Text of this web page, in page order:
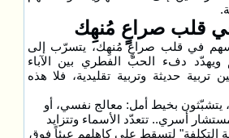
في قلب صراعٍ مُنهِك
في قلب صراعٍ مُنهِك، يتسرّب إلى
ويهدّد دفء الحبّ الفطري بين الآباء
تربية حديثة وتربية تقليدية، فلا هذه
يتشبّثون بخيط أمل: معالج نفسي، أو
أسري.. تتعدّد الأسماء وتتزايد
التكلفة" لتسقط على كاهلهم عبئاً فوق